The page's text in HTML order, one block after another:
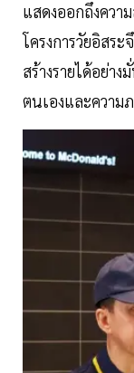
แสดงออกถึงควา
โครงการวัยอิสร
สร้างรายได้อย่า
ตนเองและความ